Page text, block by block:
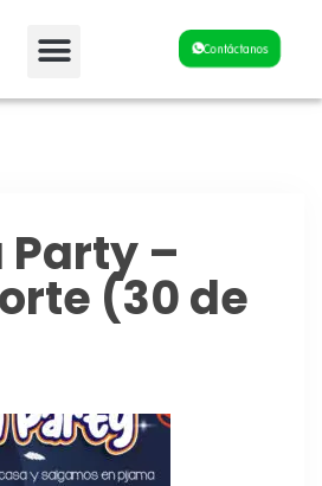
Contáctanos
–
(30 de